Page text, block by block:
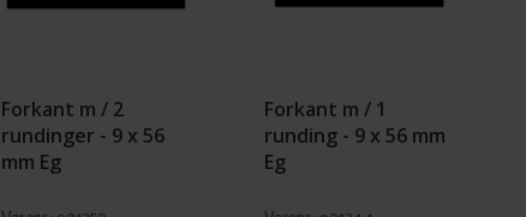
Forkant m / 2
rundinger - 9 x 56
mm Eg
Forkant m / 1
runding - 9 x 56 mm
Eg